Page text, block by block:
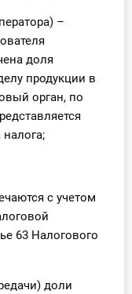
–
доля
продукции в
орган, по
налога;
с учетом
63 Налогового
доли